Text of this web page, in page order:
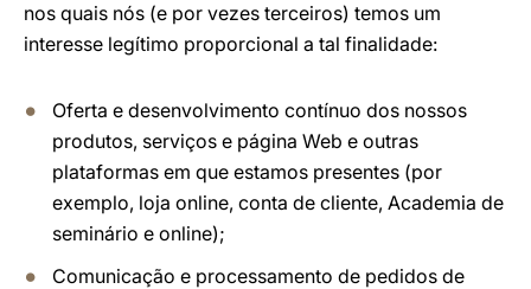
nos quais nós (e por vezes terceiros) temos um
interesse legítimo proporcional a tal finalidade:
Oferta e desenvolvimento contínuo dos nossos
produtos, serviços e página Web e outras
plataformas em que estamos presentes (por
exemplo, loja online, conta de cliente, Academia de
seminário e online);
Comunicação e processamento de pedidos de